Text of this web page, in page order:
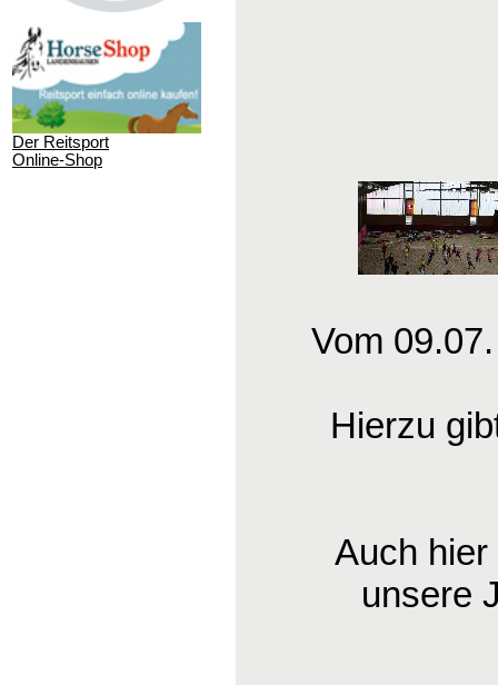
Der Reitsport
Online-Shop
Vom
Hierzu
Auch
unsere